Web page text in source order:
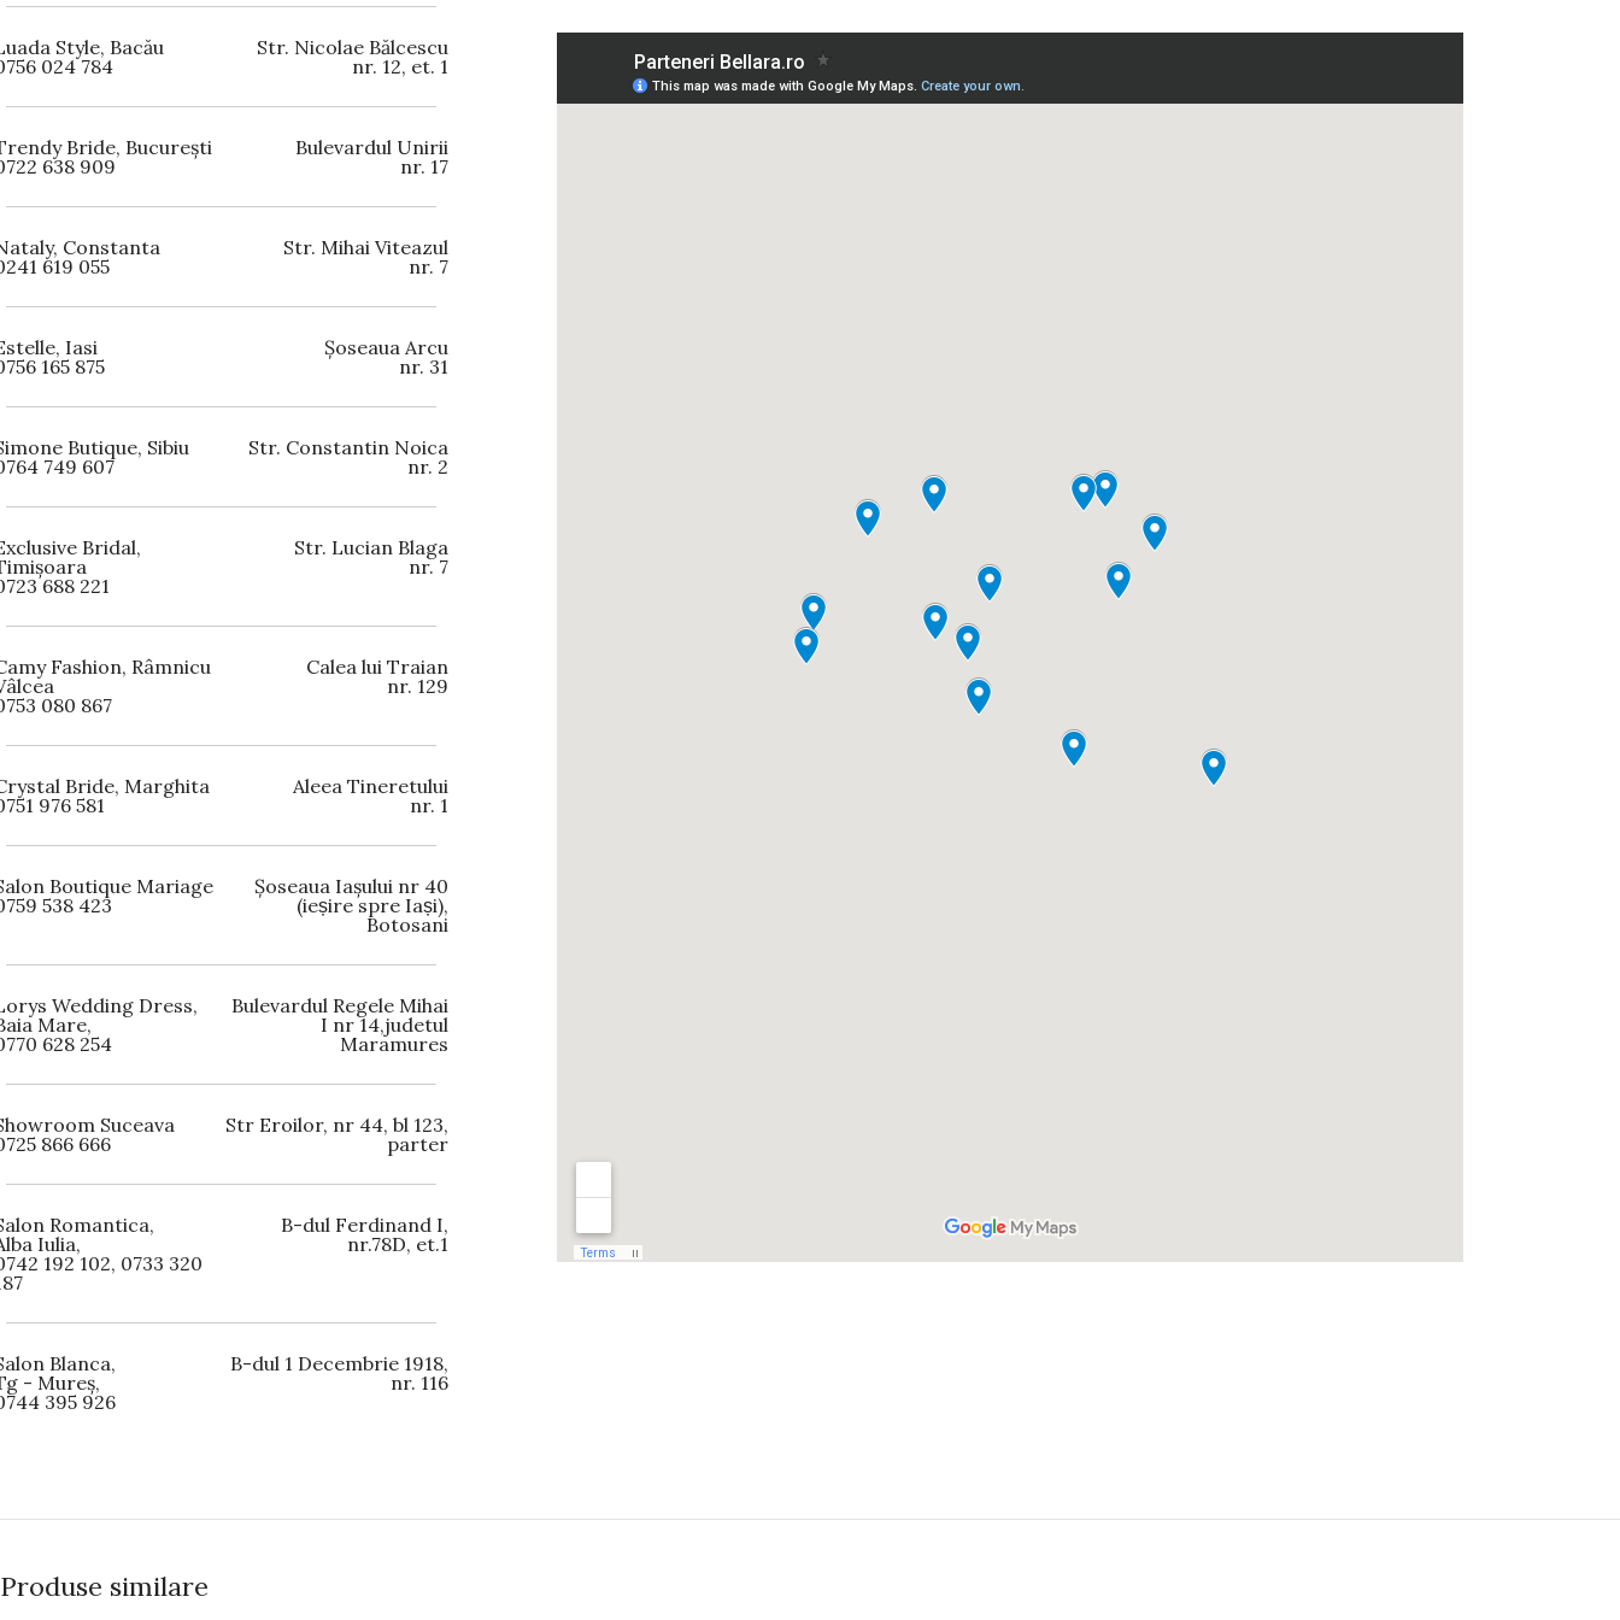
Style, Bacău
024 784
Str. Nicolae Bălcescu
nr. 12, et. 1
Bride, București
638 909
Bulevardul Unirii
nr. 17
Constanta
619 055
Str. Mihai Viteazul
nr. 7
Iasi
165 875
Șoseaua Arcu
nr. 31
Butique, Sibiu
749 607
Str. Constantin Noica
nr. 2
Bridal,
688 221
Str. Lucian Blaga
nr. 7
Fashion, Râmnicu
080 867
Calea lui Traian
nr. 129
Bride, Marghita
976 581
Aleea Tineretului
nr. 1
Boutique Mariage
538 423
Șoseaua Iașului nr 40
(ieșire spre Iași),
Botosani
Wedding Dress,
Mare,
628 254
Bulevardul Regele Mihai
I nr 14,judetul
Maramures
Suceava
866 666
Str Eroilor, nr 44, bl 123,
parter
Romantica,
Iulia,
192 102, 0733 320
B-dul Ferdinand I,
nr.78D, et.1
Blanca,
- Mureș,
395 926
B-dul 1 Decembrie 1918,
nr. 116
Produse similare